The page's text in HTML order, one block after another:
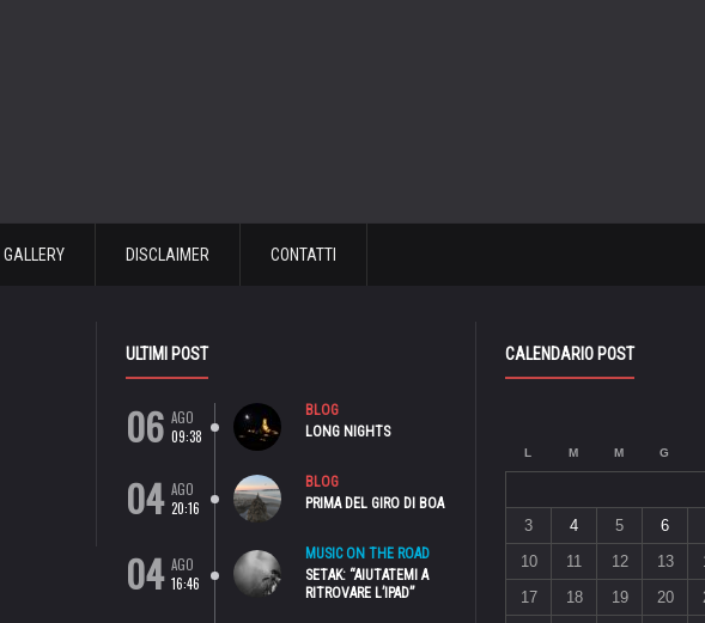
GALLERY DISCLAIMER CONTATTI
ULTIMI POST
06 AGO
09:38
BLOG
LONG NIGHTS
04 AGO
20:16
BLOG
PRIMA DEL GIRO DI BOA
04 AGO
16:46
MUSIC ON THE ROAD
SETAK: “AIUTATEMI A
RITROVARE L’IPAD”
CALENDARIO POST
L M M G
3
4 5 6
10
11 12 13
17
18 19 20